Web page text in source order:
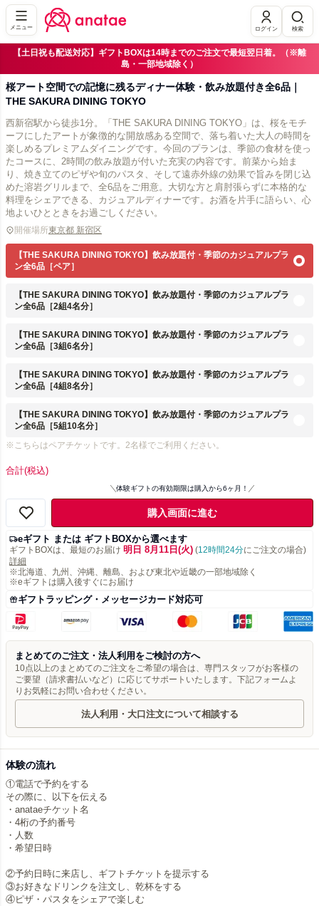
メニュー ログイン 検索
【土日祝も配送対応】ギフトBOXは14時までのご注文で最短翌日着。（※離
島・一部地域除く）
桜アート空間での記憶に残るディナー体験・飲み放題付き全6品｜
THE SAKURA DINING TOKYO
西新宿駅から徒歩1分。「THE SAKURA DINING TOKYO」は、桜をモチ
ーフにしたアートが象徴的な開放感ある空間で、落ち着いた大人の時間を
楽しめるプレミアムダイニングです。今回のプランは、季節の食材を使っ
たコースに、2時間の飲み放題が付いた充実の内容です。前菜から始ま
り、焼き立てのピザや旬のパスタ、そして遠赤外線の効果で旨みを閉じ込
めた溶岩グリルまで、全6品をご用意。大切な方と肩肘張らずに本格的な
料理をシェアできる、カジュアルディナーです。お酒を片手に語らい、心
地よいひとときをお過ごしください。
開催場所東京都 新宿区
【THE SAKURA DINING TOKYO】飲み放題付・季節のカジュアルプラ
ン全6品［ペア］
【THE SAKURA DINING TOKYO】飲み放題付・季節のカジュアルプラ
ン全6品［2組4名分］
【THE SAKURA DINING TOKYO】飲み放題付・季節のカジュアルプラ
ン全6品［3組6名分］
【THE SAKURA DINING TOKYO】飲み放題付・季節のカジュアルプラ
ン全6品［4組8名分］
【THE SAKURA DINING TOKYO】飲み放題付・季節のカジュアルプラ
ン全6品［5組10名分］
※こちらはペアチケットです。2名様でご利用ください。
合計(税込)
体験ギフトの有効期限は購入から6ヶ月！
購入画面に進む
eギフト または ギフトBOXから選べます
ギフトBOXは、最短のお届け 明日 8月11日(火) (12時間24分にご注文の場合)
詳細
※北海道、九州、沖縄、離島、および東北や近畿の一部地域除く
※eギフトは購入後すぐにお届け
ギフトラッピング・メッセージカード対応可
まとめてのご注文・法人利用をご検討の方へ
10点以上のまとめてのご注文をご希望の場合は、専門スタッフがお客様の
ご要望（請求書払いなど）に応じてサポートいたします。下記フォームよ
りお気軽にお問い合わせください。
法人利用・大口注文について相談する
体験の流れ
①電話で予約をする
その際に、以下を伝える
・anataeチケット名
・4桁の予約番号
・人数
・希望日時
②予約日時に来店し、ギフトチケットを提示する
③お好きなドリンクを注文し、乾杯をする
④ピザ・パスタをシェアで楽しむ